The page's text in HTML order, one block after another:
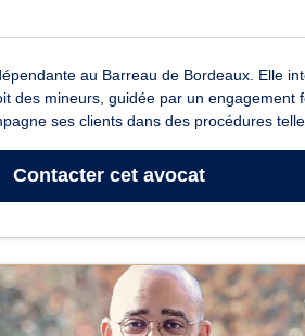
au Barreau de Bordeaux. Elle
des mineurs, guidée par un engagement
ses clients dans des procédures
Contacter cet avocat